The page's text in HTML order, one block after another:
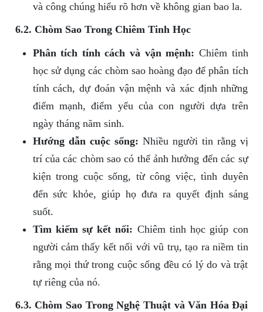
và công chúng hiểu rõ hơn về không gian bao la.
6.2. Chòm Sao Trong Chiêm Tinh Học
Phân tích tính cách và vận mệnh: Chiêm tinh
học sử dụng các chòm sao hoàng đạo để phân tích
tính cách, dự đoán vận mệnh và xác định những
điểm mạnh, điểm yếu của con người dựa trên
ngày tháng năm sinh.
Hướng dẫn cuộc sống: Nhiều người tin rằng vị
trí của các chòm sao có thể ảnh hưởng đến các sự
kiện trong cuộc sống, từ công việc, tình duyên
đến sức khỏe, giúp họ đưa ra quyết định sáng
suốt.
Tìm kiếm sự kết nối: Chiêm tinh học giúp con
người cảm thấy kết nối với vũ trụ, tạo ra niềm tin
rằng mọi thứ trong cuộc sống đều có lý do và trật
tự riêng của nó.
6.3. Chòm Sao Trong Nghệ Thuật và Văn Hóa Đại